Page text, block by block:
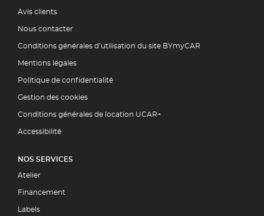
Avis clients
Nous contacter
Conditions générales d’utilisation du site BYmyCAR
Mentions légales
Politique de confidentialité
Gestion des cookies
Conditions générales de location UCAR+
Accessibilité
NOS SERVICES
Atelier
Financement
Labels